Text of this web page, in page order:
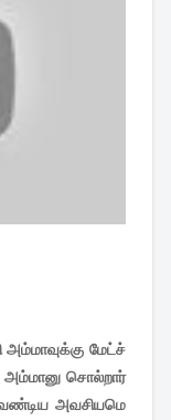
மேட்ச்
சொல்றார்
அவசியமெ